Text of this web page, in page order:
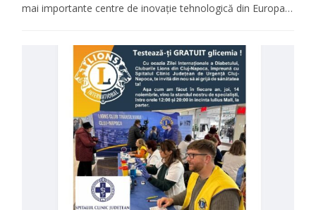
mai importante centre de inovație tehnologică din Europa…